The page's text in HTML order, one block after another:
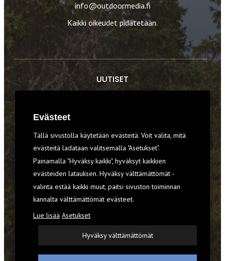
info@outdoormedia.fi
Kaikki oikeudet pidätetään.
UUTISET
VARUSTEET
TILAA RETKI-LEHTI
YHTEYSTIEDOT
REKISTERISELOSTE
EVÄSTEET
Evästeet
Tällä sivustolla käytetään evästeitä. Voit valita, mitä
evästeitä ladataan valitsemalla "Asetukset".
Painamalla "Hyväksy kaikki", hyväksyt kaikkien
evästeiden latauksen. Hyväksy välttämättömät -
valinta estää kaikki muut, paitsi sivuston toiminnan
kannalta välttämättömät evästeet.
Lue lisää Asetukset
Hyväksy välttämättömät